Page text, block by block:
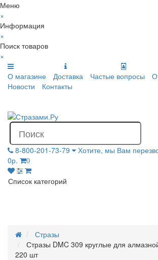
Меню
×
Информация
×
Поиск товаров
×
О магазине
Доставка Частые вопросы
Новости
Контакты
8-800-201-73-79
Хотите, мы Вам
0р.
0
Список категорий
Стразы
Стразы DMC 309 круглые для
220 шт